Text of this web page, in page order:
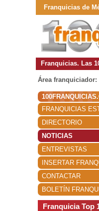
Franquicias de
Franquicias. Las
Área franquiciador:
FRANQUICIAS
DIRECTORIO
NOTICIAS
ENTREVISTAS
INSERTAR
CONTACTAR
BOLETÍN
Franquicia Top